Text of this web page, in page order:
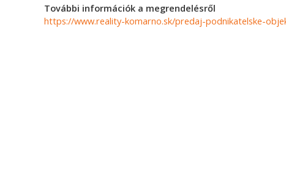
További információk a megrendelésről